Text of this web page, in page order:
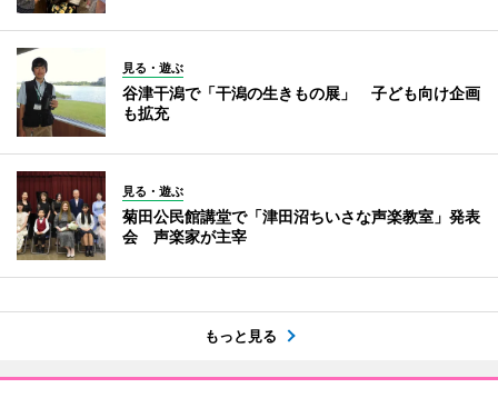
見る・遊ぶ
谷津干潟で「干潟の生きもの展」 子ども向け企画
も拡充
見る・遊ぶ
菊田公民館講堂で「津田沼ちいさな声楽教室」発表
会 声楽家が主宰
もっと見る